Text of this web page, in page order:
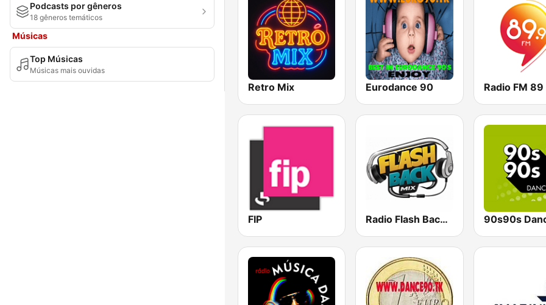
Podcasts por gêneros
18 gêneros temáticos
Músicas
Top Músicas
Músicas mais ouvidas
Retro Mix Eurodance 90 Radio FM 89
FIP Radio Flash Back Mix 90s90s